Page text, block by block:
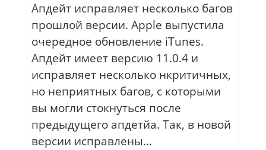
Апдейт исправляет несколько багов
прошлой версии. Apple выпустила
очередное обновление iTunes.
Апдейт имеет версию 11.0.4 и
исправляет несколько нкритичных,
но неприятных багов, с которыми
вы могли стокнуться после
предыдущего апдетйа. Так, в новой
версии исправлены...